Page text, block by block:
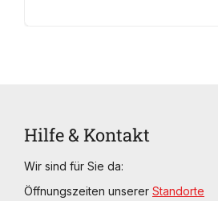
Hilfe & Kontakt
Wir sind für Sie da:
Öffnungszeiten unserer Standorte